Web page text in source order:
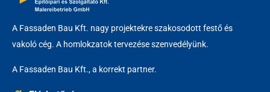
A Fassaden Bau Kft. nagy projektekre szakosodott festő és
vakoló cég. A homlokzatok tervezése szenvedélyünk.
A Fassaden Bau Kft., a korrekt partner.